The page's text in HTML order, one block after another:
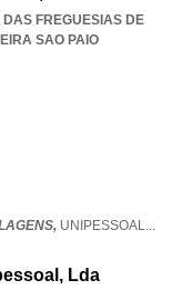
FREGUESIAS DE
SAO PAIO
UNIPESSOAL...
Lda